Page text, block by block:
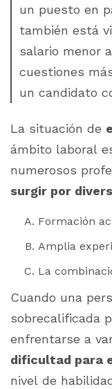
un puesto en
también está
salario menor
cuestiones
un candidato
La situación de
ámbito laboral
numerosos
surgir por
Formación
Amplia
La
Cuando una
sobrecalificada
enfrentarse a
dificultad para
nivel de